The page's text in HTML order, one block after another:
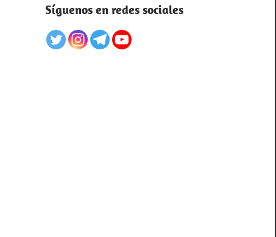
Síguenos en redes sociales